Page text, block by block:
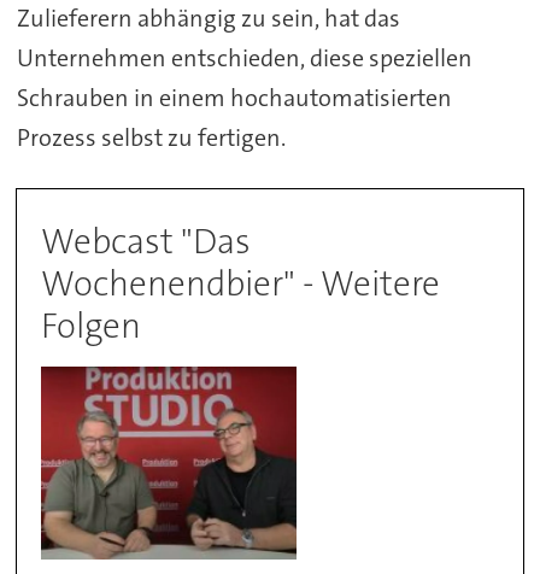
Zulieferern abhängig zu sein, hat das
Unternehmen entschieden, diese speziellen
Schrauben in einem hochautomatisierten
Prozess selbst zu fertigen.
Webcast "Das
Wochenendbier" - Weitere
Folgen